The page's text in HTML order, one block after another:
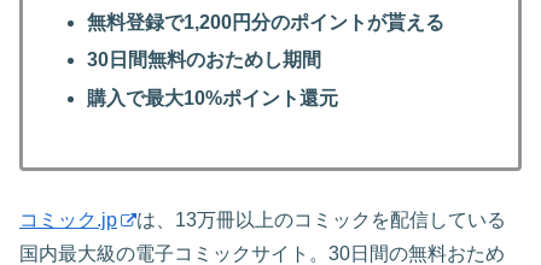
無料登録で1,200円分のポイントが貰える
30日間無料のおためし期間
購入で最大10%ポイント還元
コミック.jp
は、13万冊以上のコミックを配信している
国内最大級の電子コミックサイト。30日間の無料おため